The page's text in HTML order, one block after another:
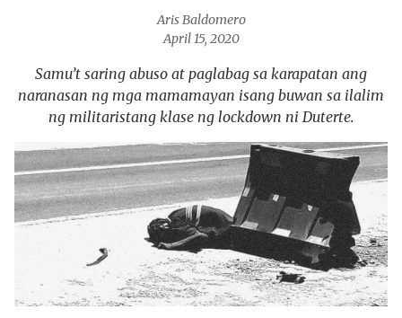
Aris Baldomero
April 15, 2020
Samu’t saring abuso at paglabag sa karapatan ang
naranasan ng mga mamamayan isang buwan sa ilalim
ng militaristang klase ng lockdown ni Duterte.